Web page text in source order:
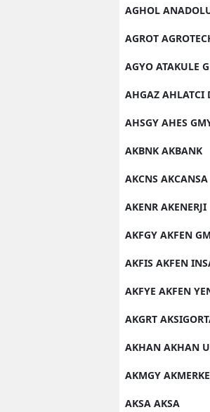
AGHOL
AGROT
AGYO ATAKULE
AHGAZ AHLATCI
AHSGY AHES
AKBNK AKBANK
AKCNS AKCANSA
AKENR AKENERJI
AKFGY AKFEN
AKFIS AKFEN
AKFYE AKFEN
AKGRT
AKHAN AKHAN
AKMGY
AKSA AKSA